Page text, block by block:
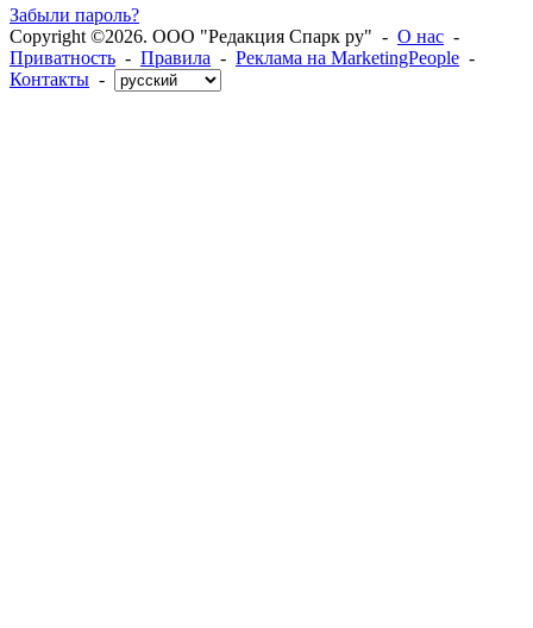
Забыли пароль?
Copyright ©2026. ООО "Редакция Спарк ру" - О нас -
Приватность - Правила - Реклама на MarketingPeople -
Контакты -